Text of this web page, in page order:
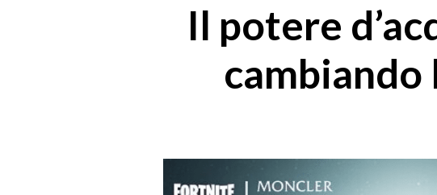
Il potere
cambiando